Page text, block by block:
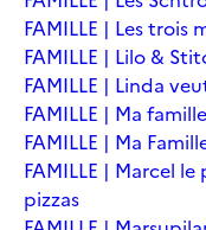
FAMILLE | Les trois
FAMILLE | Lilo &
FAMILLE | Linda
FAMILLE | Ma
FAMILLE | Ma
FAMILLE | Marcel
pizzas